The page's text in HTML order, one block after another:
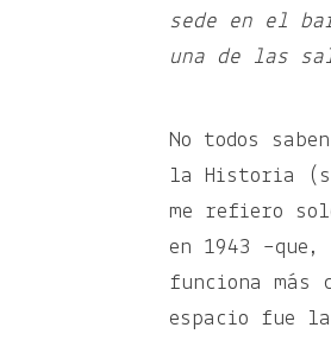
sede en el
una de las
No todos
la Historia
me refiero
en 1943
funciona más
espacio fue la